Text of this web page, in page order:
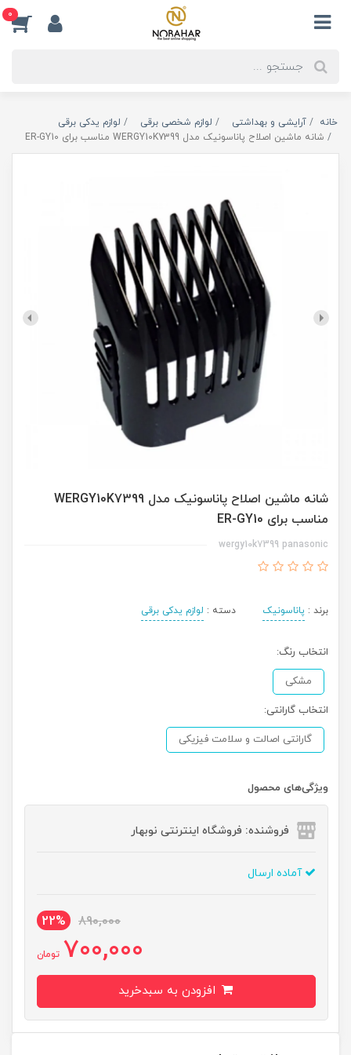
0
خانه آرایشی و بهداشتی لوازم شخصی برقی
لوازم یدکی برقی
شانه ماشین اصلاح پاناسونیک مدل WERGY10K7399 مناسب برای ER-GY10
شانه ماشین اصلاح پاناسونیک مدل WERGY10K7399
مناسب برای ER-GY10
wergy10k7399 panasonic
برند : پاناسونیک دسته : لوازم یدکی برقی
انتخاب رنگ:
مشکی
انتخاب گارانتی:
گارانتی اصالت و سلامت فیزیکی
ویژگی‌های محصول
فروشنده: فروشگاه اینترنتی نوبهار
آماده ارسال
890,000
22%
700,000 تومان